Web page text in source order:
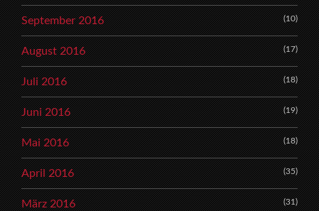
September 2016 (10)
August 2016 (17)
Juli 2016 (18)
Juni 2016 (19)
Mai 2016 (18)
April 2016 (35)
März 2016 (31)